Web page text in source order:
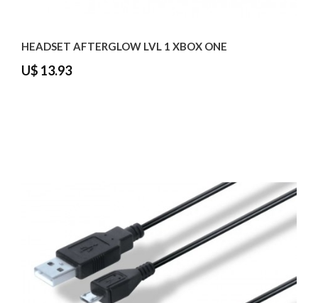
HEADSET AFTERGLOW LVL 1 XBOX ONE
U$ 13.93